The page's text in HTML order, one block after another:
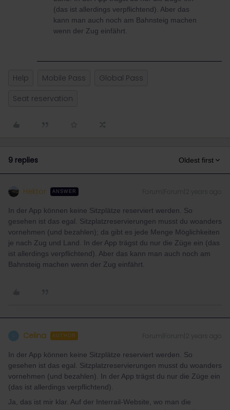
(das ist allerdings verpflichtend). Aber das
kann man auch noch am Bahnsteig machen
wenn der Zug einfährt.
Help Mobile Pass
Global Pass
Seat reservation
9 replies Oldest first
Hektor ANSWER
In der App können keine Sitzplätze reserviert werden. So
gesehen ist das egal. Sitzplatzreservierungen musst du woanders
vornehmen (und bezahlen); da gibt es jede Menge Möglichkeiten
je nach Zug und Land. In der App trägst du nur die Züge ein (das
ist allerdings verpflichtend). Aber das kann man auch noch am
Bahnsteig machen wenn der Zug einfährt.
Celina AUTHOR Forum|Forum|2 years ago
In der App können keine Sitzplätze reserviert werden. So
gesehen ist das egal. Sitzplatzreservierungen musst du woanders
vornehmen (und bezahlen). In der App trägst du nur die Züge ein
(das ist allerdings verpflichtend).
Ja, das ist mir klar. Auf der Interrail-Website, wo man die